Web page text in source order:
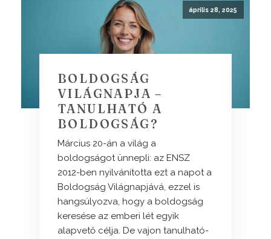
április 28, 2025
BOLDOGSÁG
VILÁGNAPJA –
TANULHATÓ A
BOLDOGSÁG?
Március 20-án a világ a
boldogságot ünnepli: az ENSZ
2012-ben nyilvánította ezt a napot a
Boldogság Világnapjává, ezzel is
hangsúlyozva, hogy a boldogság
keresése az emberi lét egyik
alapvető célja. De vajon tanulható-